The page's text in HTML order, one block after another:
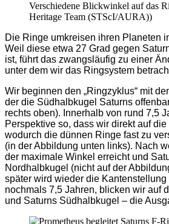
Verschiedene Blickwinkel auf das
Heritage Team (STScI/AURA))
Die Ringe umkreisen ihren Planeten
Weil diese etwa 27 Grad gegen
ist, führt das zwangsläufig zu einer
unter dem wir das Ringsystem
Wir beginnen den „Ringzyklus“ mit
der die Südhalbkugel Saturns
rechts oben). Innerhalb von rund 7,5
Perspektive so, dass wir direkt auf
wodurch die dünnen Ringe fast zu
(in der Abbildung unten links). Nach
der maximale Winkel erreicht und
Nordhalbkugel (nicht auf der
später wird wieder die
nochmals 7,5 Jahren, blicken wir auf
und Saturns Südhalbkugel – die